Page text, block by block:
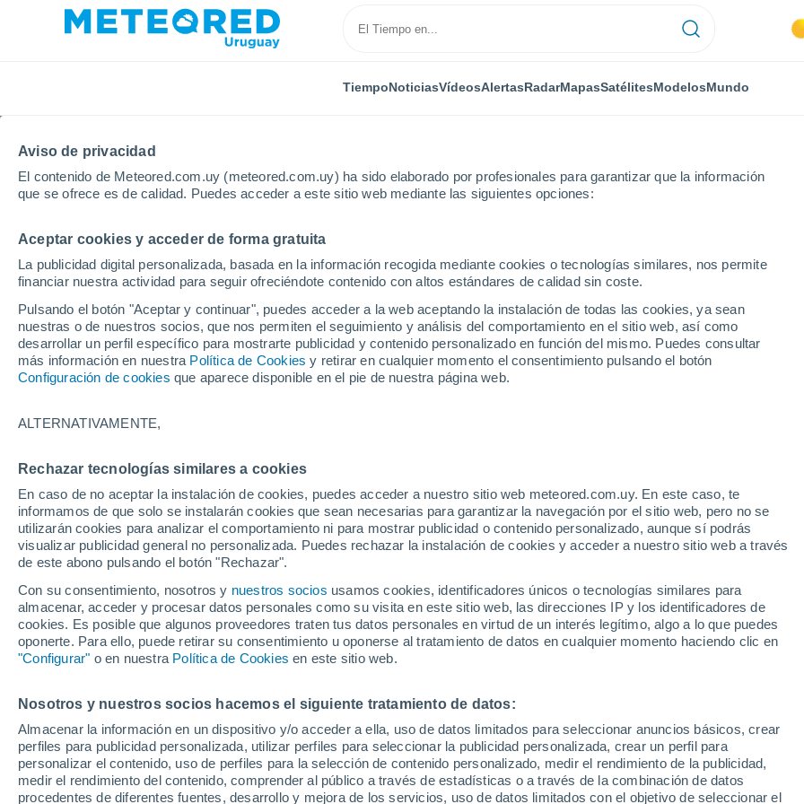
Aviso de privacidad
El contenido de Meteored.com.uy (meteored.com.uy) ha sido elaborado por profesionales para garantizar que la información
que se ofrece es de calidad. Puedes acceder a este sitio web mediante las siguientes opciones:
Aceptar cookies y acceder de forma gratuita
La publicidad digital personalizada, basada en la información recogida mediante cookies o tecnologías similares, nos permite
financiar nuestra actividad para seguir ofreciéndote contenido con altos estándares de calidad sin coste.
Pulsando el botón "Aceptar y continuar", puedes acceder a la web aceptando la instalación de todas las cookies, ya sean
nuestras o de nuestros socios, que nos permiten el seguimiento y análisis del comportamiento en el sitio web, así como
desarrollar un perfil específico para mostrarte publicidad y contenido personalizado en función del mismo. Puedes consultar
más información en nuestra Política de Cookies y retirar en cualquier momento el consentimiento pulsando el botón
Configuración de cookies que aparece disponible en el pie de nuestra página web.
ALTERNATIVAMENTE,
Rechazar tecnologías similares a cookies
En caso de no aceptar la instalación de cookies, puedes acceder a nuestro sitio web meteored.com.uy. En este caso, te
informamos de que solo se instalarán cookies que sean necesarias para garantizar la navegación por el sitio web, pero no se
utilizarán cookies para analizar el comportamiento ni para mostrar publicidad o contenido personalizado, aunque sí podrás
visualizar publicidad general no personalizada. Puedes rechazar la instalación de cookies y acceder a nuestro sitio web a través
de este abono pulsando el botón "Rechazar".
Con su consentimiento, nosotros y nuestros socios usamos cookies, identificadores únicos o tecnologías similares para
almacenar, acceder y procesar datos personales como su visita en este sitio web, las direcciones IP y los identificadores de
cookies. Es posible que algunos proveedores traten tus datos personales en virtud de un interés legítimo, algo a lo que puedes
oponerte. Para ello, puede retirar su consentimiento u oponerse al tratamiento de datos en cualquier momento haciendo clic en
"Configurar" o en nuestra Política de Cookies en este sitio web.
Nosotros y nuestros socios hacemos el siguiente tratamiento de datos:
Almacenar la información en un dispositivo y/o acceder a ella, uso de datos limitados para seleccionar anuncios básicos, crear
perfiles para publicidad personalizada, utilizar perfiles para seleccionar la publicidad personalizada, crear un perfil para
personalizar el contenido, uso de perfiles para la selección de contenido personalizado, medir el rendimiento de la publicidad,
medir el rendimiento del contenido, comprender al público a través de estadísticas o a través de la combinación de datos
procedentes de diferentes fuentes, desarrollo y mejora de los servicios, uso de datos limitados con el objetivo de seleccionar el
TiempoNoticiasVídeosAlertasRadarMapasSatélitesModelosMundo
Política de Cookies
1. DEFINICIÓN Y TIPOS DE COOKIES.
información enviada por un sitio web y almacenada en el navegador del usuario, de manera que
el sitio web puede consultar la actividad previa del usuario.
La utilización de cookies es una práctica habitual, segura y es esencial para el buen
facilitando la navegación y usabilidad de la web. Las cookies no pueden dañar su equipo,
Existen diferentes tipos de Cookies, que se podrían englobar en tres categorías:
A. Tipos de cookies según la entidad que las gestione
Según quien sea la entidad que gestione el equipo o dominio desde donde se envían las cookies
y trate los datos que se obtengan, podemos distinguir:
Cookies propias: Son aquellas que se envían al equipo terminal del usuario desde un equipo o
dominio gestionado por el propio editor y desde el que se presta el servicio solicitado por el
Cookies de tercero: Son aquellas que se envían al equipo terminal del usuario desde un
equipo o dominio que no es gestionado por el editor, sino por otra entidad que trata los datos
obtenidos a través de las cookies.